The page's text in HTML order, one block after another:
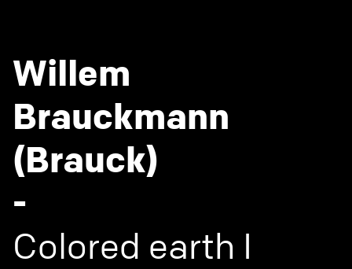
Willem
Brauckmann
(Brauck)
-
Colored earth I